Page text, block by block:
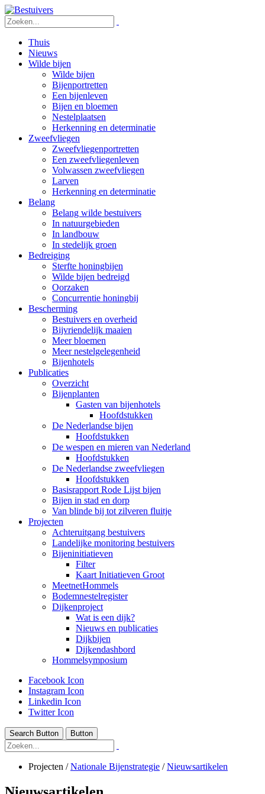
Thuis
Nieuws
Wilde bijen
Wilde bijen
Bijenportretten
Een bijenleven
Bijen en bloemen
Nestelplaatsen
Herkenning en determinatie
Zweefvliegen
Zweefvliegenportretten
Een zweefvliegenleven
Volwassen zweefvliegen
Larven
Herkenning en determinatie
Belang
Belang wilde bestuivers
In natuurgebieden
In landbouw
In stedelijk groen
Bedreiging
Sterfte honingbijen
Wilde bijen bedreigd
Oorzaken
Concurrentie honingbij
Bescherming
Bestuivers en overheid
Bijvriendelijk maaien
Meer bloemen
Meer nestelgelegenheid
Bijenhotels
Publicaties
Overzicht
Bijenplanten
Gasten van bijenhotels
Hoofdstukken
De Nederlandse bijen
Hoofdstukken
De wespen en mieren van Nederland
Hoofdstukken
De Nederlandse zweefvliegen
Hoofdstukken
Basisrapport Rode Lijst bijen
Bijen in stad en dorp
Van blinde bij tot zilveren fluitje
Projecten
Achteruitgang bestuivers
Landelijke monitoring bestuivers
Bijeninitiatieven
Filter
Kaart Initiatieven Groot
MeetnetHommels
Bodemnestelregister
Dijkenproject
Wat is een dijk?
Nieuws en publicaties
Dijkbijen
Dijkendashbord
Hommelsymposium
Facebook Icon
Instagram Icon
Linkedin Icon
Twitter Icon
Search Button Button
Projecten /Nationale Bijenstrategie /Nieuwsartikelen